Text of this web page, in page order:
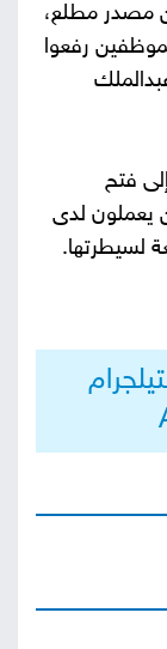
مصدر مطلع،
رفعوا
فتح
يعملون لدى
لسيطرتها.